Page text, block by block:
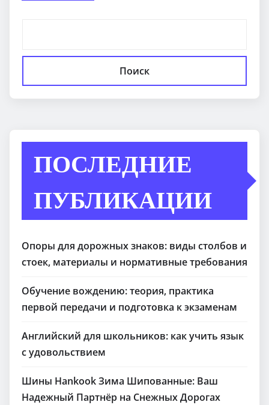
Поиск
ПОСЛЕДНИЕ
ПУБЛИКАЦИИ
Опоры для дорожных знаков: виды столбов и
стоек, материалы и нормативные требования
Обучение вождению: теория, практика
первой передачи и подготовка к экзаменам
Английский для школьников: как учить язык
с удовольствием
Шины Hankook Зима Шипованные: Ваш
Надежный Партнёр на Снежных Дорогах